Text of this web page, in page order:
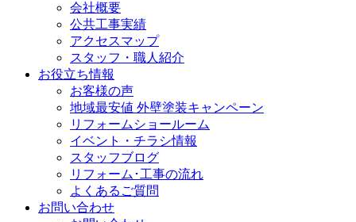
会社概要
公共工事実績
アクセスマップ
スタッフ・職人紹介
お役立ち情報
お客様の声
地域最安値 外壁塗装キャンペーン
リフォームショールーム
イベント・チラシ情報
スタッフブログ
リフォーム･工事の流れ
よくあるご質問
お問い合わせ